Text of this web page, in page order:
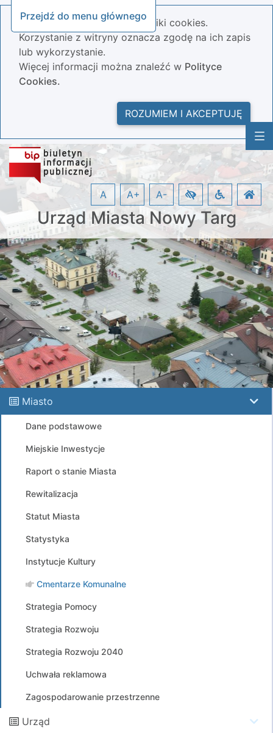
Przejdź do menu głównego
Nasza strona wykorzystuje pliki cookies.
Korzystanie z witryny oznacza zgodę na ich zapis
lub wykorzystanie.
Więcej informacji można znaleźć w Polityce
Cookies.
ROZUMIEM I AKCEPTUJĘ
Urząd Miasta Nowy Targ
A A+ A-
Miasto
Dane podstawowe
Miejskie Inwestycje
Raport o stanie Miasta
Rewitalizacja
Statut Miasta
Statystyka
Instytucje Kultury
Cmentarze Komunalne
Strategia Pomocy
Strategia Rozwoju
Strategia Rozwoju 2040
Uchwała reklamowa
Zagospodarowanie przestrzenne
Urząd